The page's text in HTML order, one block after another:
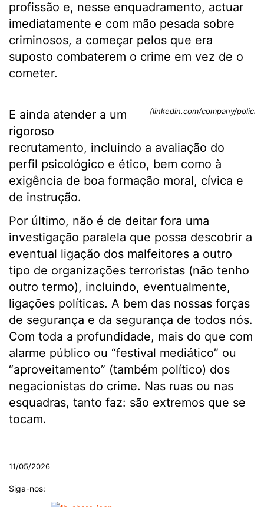
profissão e, nesse enquadramento, actuar
imediatamente e com mão pesada sobre
criminosos, a começar pelos que era
suposto combaterem o crime em vez de o
cometer.
(linkedin.com/company/
E ainda atender a um
rigoroso
recrutamento, incluindo a avaliação do
perfil psicológico e ético, bem como à
exigência de boa formação moral, cívica e
de instrução.
Por último, não é de deitar fora uma
investigação paralela que possa descobrir a
eventual ligação dos malfeitores a outro
tipo de organizações terroristas (não tenho
outro termo), incluindo, eventualmente,
ligações políticas. A bem das nossas forças
de segurança e da segurança de todos nós.
Com toda a profundidade, mais do que com
alarme público ou “festival mediático” ou
“aproveitamento” (também político) dos
negacionistas do crime. Nas ruas ou nas
esquadras, tanto faz: são extremos que se
tocam.
11/05/2026
Siga-nos: